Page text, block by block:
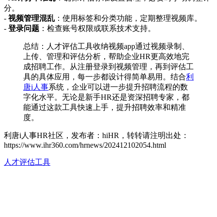
分。
- 视频管理混乱 ：使用标签和分类功能，定期整理视频库。
- 登录问题 ：检查账号权限或联系技术支持。
总结：人才评估工具收纳视频app通过视频录制、
上传、管理和评估分析，帮助企业HR更高效地完
成招聘工作。从注册登录到视频管理，再到评估工
具的具体应用，每一步都设计得简单易用。结合利
唐i人事系统，企业可以进一步提升招聘流程的数
字化水平。无论是新手HR还是资深招聘专家，都
能通过这款工具快速上手，提升招聘效率和精准
度。
利唐i人事HR社区，发布者：hiHR，转转请注明出处：
https://www.ihr360.com/hrnews/202412102054.html
人才评估工具